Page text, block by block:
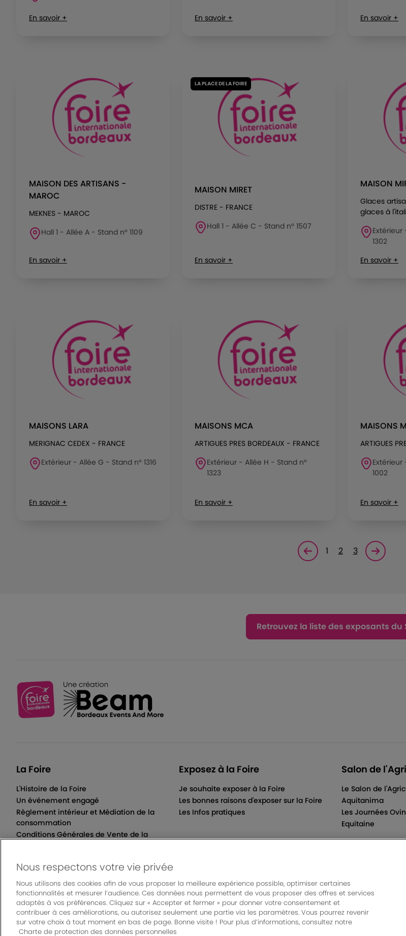
En savoir + En savoir + En savoir +
MAISON DES ARTISANS -
MAROC
MEKNES - MAROC
Hall 1 - Allée A - Stand n° 1109
En savoir +
LA PLACE DE LA FOIRE
MAISON MIRET
DISTRE - FRANCE
Hall 1 - Allée C - Stand n° 1507
En savoir +
MAISON
Glaces
glaces à
Extérieur
1302
En savoir +
MAISONS LARA
MERIGNAC CEDEX - FRANCE
Extérieur - Allée G - Stand n° 1316
En savoir +
MAISONS MCA
ARTIGUES PRES BORDEAUX - FRANCE
Extérieur - Allée H - Stand n°
1323
En savoir +
MAISONS
ARTIGUES
Extérieur
1002
En savoir +
Page précédente
1 2 3 Page
Retrouvez la liste des exposants du
La Foire
L'Histoire de la Foire
Un événement engagé
Règlement intérieur et Médiation de la
consommation
Conditions Générales de Vente de la
Exposez à la Foire
Je souhaite exposer à la Foire
Les bonnes raisons d'exposer sur la Foire
Les Infos pratiques
Salon de
Le Salon de
Aquitanima
Les Journées
Equitaine
© Bordeaux Events And More | Rue Jean Samazeuilh - CS 20088 -
Mentions légales|Règlement général des manifestations|Un événement organisé par Bordeaux
Paramètres des cookies
Nous respectons votre vie privée
Nous utilisons des cookies afin de vous proposer la meilleure expérience possible, optimiser certaines
fonctionnalités et mesurer l’audience. Ces données nous permettent de vous proposer des offres et services
adaptés à vos préférences. Cliquez sur « Accepter et fermer » pour donner votre consentement et
contribuer à ces améliorations, ou autorisez seulement une partie via les paramètres. Vous pourrez revenir
sur votre choix à tout moment en bas de page. Bonne visite ! Pour plus d’informations, consultez notre
Charte de protection des données personnelles